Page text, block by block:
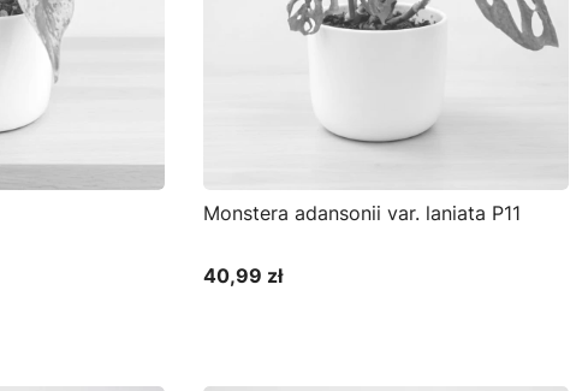
Monstera adansonii var. laniata P11
Cena
40,99 zł